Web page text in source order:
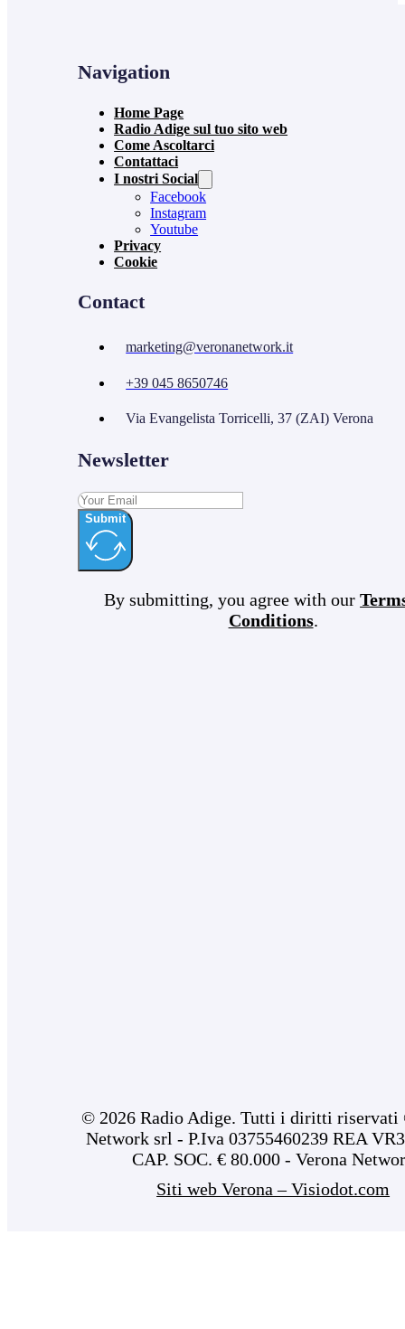
Navigation
Home Page
Radio Adige sul tuo sito web
Come Ascoltarci
Contattaci
I nostri Social
Facebook
Instagram
Youtube
Privacy
Cookie
Contact
marketing@veronanetwork.it
+39 045 8650746
Via Evangelista Torricelli, 37 (ZAI) Verona
Newsletter
Submit
By submitting, you agree with our
Conditions.
© 2026 Radio Adige. Tutti i diritti riservati
Network srl - P.Iva 03755460239 REA
CAP. SOC. € 80.000 - Verona
Siti web Verona – Visiodot.com